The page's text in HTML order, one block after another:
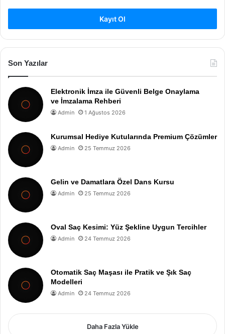
Kayıt Ol
Son Yazılar
Elektronik İmza ile Güvenli Belge Onaylama
ve İmzalama Rehberi
Admin 1 Ağustos 2026
Kurumsal Hediye Kutularında Premium Çözümler
Admin 25 Temmuz 2026
Gelin ve Damatlara Özel Dans Kursu
Admin 25 Temmuz 2026
Oval Saç Kesimi: Yüz Şekline Uygun Tercihler
Admin 24 Temmuz 2026
Otomatik Saç Maşası ile Pratik ve Şık Saç
Modelleri
Admin 24 Temmuz 2026
Daha Fazla Yükle